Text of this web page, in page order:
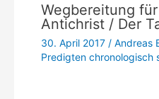
Wegbereitung
Antichrist / Der
30. April 2017 / Andreas
Predigten chronologisch